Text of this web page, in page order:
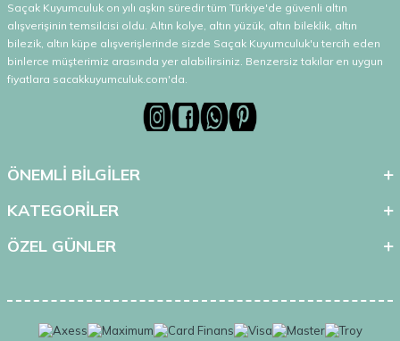
Saçak Kuyumculuk on yılı aşkın süredir tüm Türkiye'de güvenli altın
alışverişinin temsilcisi oldu. Altın kolye, altın yüzük, altın bileklik, altın
bilezik, altın küpe alışverişlerinde sizde Saçak Kuyumculuk'u tercih eden
binlerce müşterimiz arasında yer alabilirsiniz. Benzersiz takılar en uygun
fiyatlara sacakkuyumculuk.com'da.
ÖNEMLİ BİLGİLER
KATEGORİLER
ÖZEL GÜNLER